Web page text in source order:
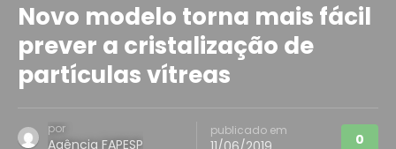
Novo modelo torna mais fácil
prever a cristalização de
partículas vítreas
por
Agência FAPESP
publicado em
0